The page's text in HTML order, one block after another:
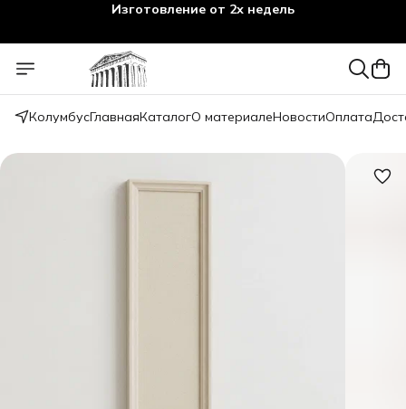
КолумбусГлавнаяКаталогО материалеНовостиОплата